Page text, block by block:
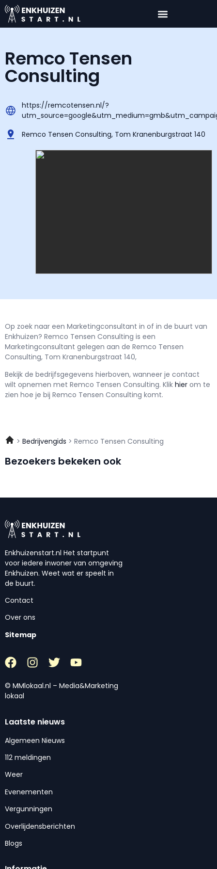
Remco Tensen
Consulting
https://remcotensen.nl/?
Remco Tensen Consulting, Tom Kranenburgstraat 140
Op zoek naar een Marketingconsultant in of in de buurt van
Enkhuizen? Remco Tensen Consulting is een
Marketingconsultant gelegen aan de Remco Tensen
Consulting, Tom Kranenburgstraat 140,
Bekijk de bedrijfsgegevens hierboven, wanneer je contact
wilt opnemen met Remco Tensen Consulting. Klik hier om te
zien hoe je bij Remco Tensen Consulting komt.
Bedrijvengids Remco Tensen Consulting
Bezoekers bekeken ook
Enkhuizenstart.nl Het startpunt
voor iedere inwoner van omgeving
Enkhuizen. Weet wat er speelt in
de buurt.
Contact
Over ons
Sitemap
© MMlokaal.nl – Media&Marketing
lokaal
Laatste nieuws
Algemeen Nieuws
112 meldingen
Weer
Evenementen
Vergunningen
Overlijdensberichten
Blogs